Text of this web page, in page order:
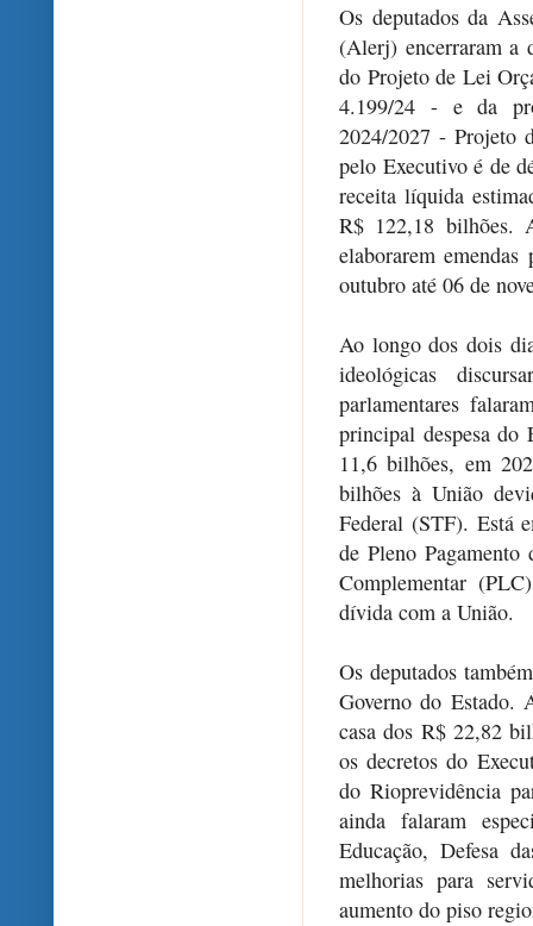
Os deputados da
(Alerj) encerraram a
do Projeto de Lei
4.199/24 - e da
2024/2027 - Projeto
pelo Executivo é de
receita líquida
R$ 122,18 bilhões.
elaborarem
outubro até 06 de
Ao longo dos dois
ideológicas
parlamentares
principal despesa do
11,6 bilhões, em
bilhões à União
Federal (STF). Está
de Pleno
Complementar
dívida com a União.
Os deputados
Governo do Estado.
casa dos R$ 22,82
os decretos do
do Rioprevidência
ainda falaram
Educação, Defesa
melhorias para
aumento do piso